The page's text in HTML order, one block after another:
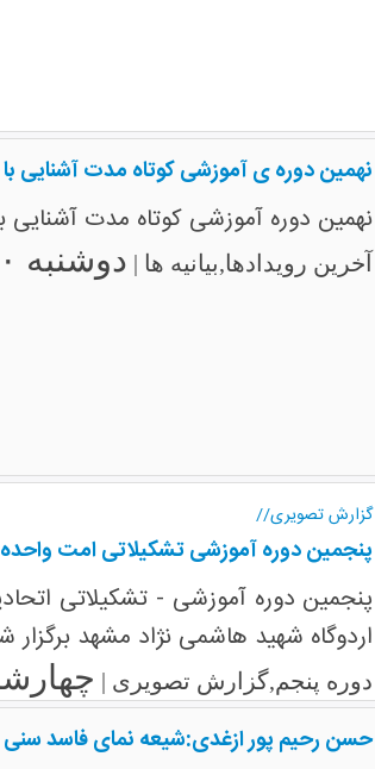
نهمین دوره ی آموزشی کوتاه مدت آشنایی
نهمین دوره آموزشی کوتاه مدت آشنایی
آخرین رویدادها,بیانیه ها | دوشنبه ۳۰ فروردین ۱۳۹۵
گزارش تصویری//
پنجمین دوره آموزشی تشکیلاتی امت
پنجمین دوره آموزشی - تشکیلاتی
اردوگاه شهید هاشمی نژاد مشهد برگزار
دوره پنجم,گزارش تصویری | چهارشنبه ۱۶
حسن رحیم پور ازغدی:شیعه نمای فاسد